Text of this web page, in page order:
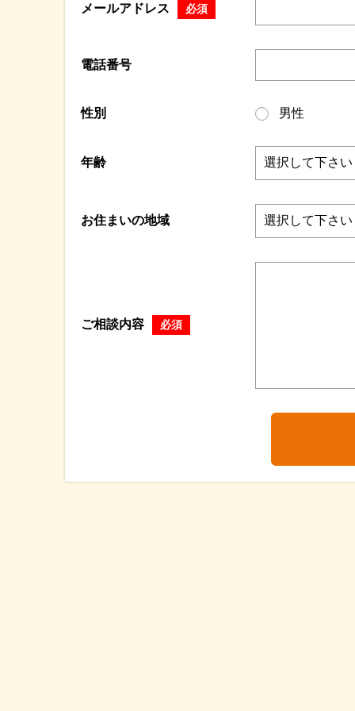
メールアドレス 必須
電話番号
性別 男性
年齢
お住まいの地域
ご相談内容 必須